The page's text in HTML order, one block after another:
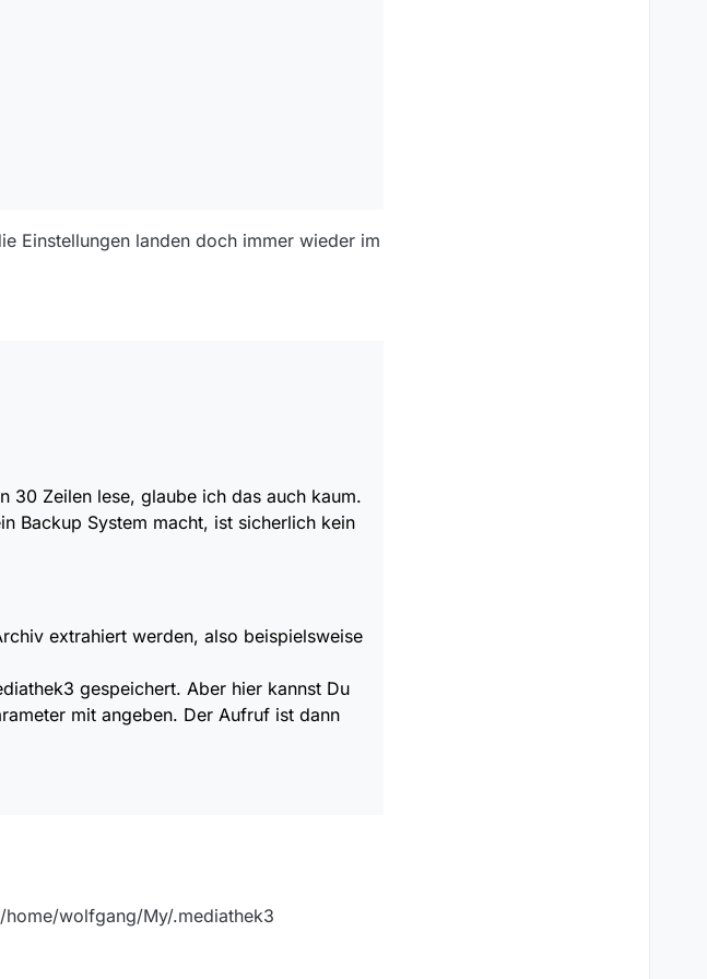
Einstellungen landen doch immer wieder im
30 Zeilen lese, glaube ich das auch kaum.
Backup System macht, ist sicherlich kein
extrahiert werden, also beispielsweise
gespeichert. Aber hier kannst Du
mit angeben. Der Aufruf ist dann
wolfgang/My/.mediathek3